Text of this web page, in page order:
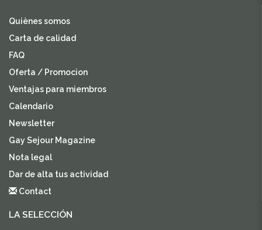
Quiènes somos
Carta de calidad
FAQ
Oferta / Promocion
Ventajas para miembros
Calendario
Newsletter
Gay Sejour Magazine
Nota legal
Dar de alta tus actividad
Contact
LA SELECCIÓN